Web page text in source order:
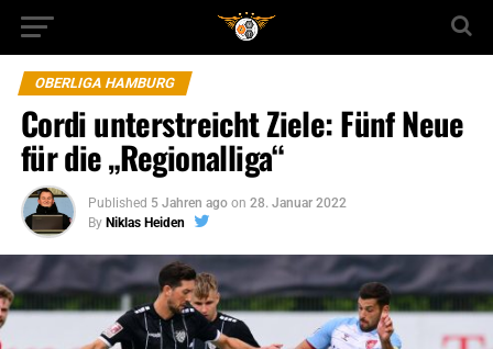
OBERLIGA HAMBURG
Cordi unterstreicht Ziele: Fünf Neue
für die „Regionalliga“
Published 5 Jahren ago on 28. Januar 2022
By Niklas Heiden